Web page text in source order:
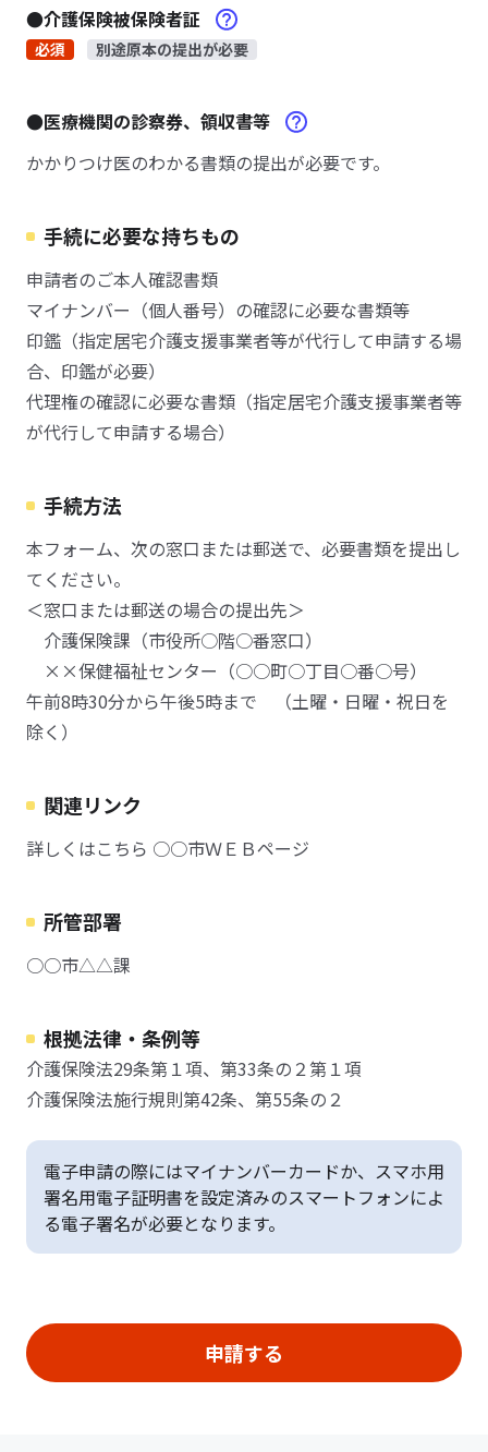
●介護保険被保険者証
必須 別途原本の提出が必要
●医療機関の診察券、領収書等
かかりつけ医のわかる書類の提出が必要です。
手続に必要な持ちもの
申請者のご本人確認書類
マイナンバー（個人番号）の確認に必要な書類等
印鑑（指定居宅介護支援事業者等が代行して申請する場
合、印鑑が必要）
代理権の確認に必要な書類（指定居宅介護支援事業者等
が代行して申請する場合）
手続方法
本フォーム、次の窓口または郵送で、必要書類を提出し
てください。
＜窓口または郵送の場合の提出先＞
介護保険課（市役所○階○番窓口）
××保健福祉センター（○○町○丁目○番○号）
午前8時30分から午後5時まで （土曜・日曜・祝日を
除く）
関連リンク
詳しくはこちら ○○市ＷＥＢページ
所管部署
○○市△△課
根拠法律・条例等
介護保険法29条第１項、第33条の２第１項
介護保険法施行規則第42条、第55条の２
電子申請の際にはマイナンバーカードか、スマホ用
署名用電子証明書を設定済みのスマートフォンによ
る電子署名が必要となります。